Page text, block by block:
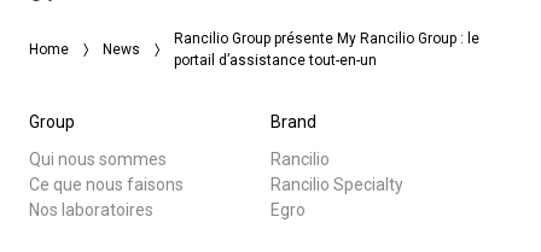
Home News
Rancilio Group présente My Rancilio Group : le
portail d’assistance tout-en-un
Group
Qui nous sommes
Ce que nous faisons
Nos laboratoires
Brand
Rancilio
Rancilio Specialty
Egro